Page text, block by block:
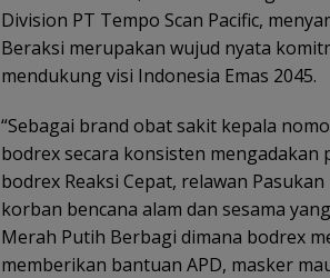
Division PT Tempo Scan Pacific,
Beraksi merupakan wujud nyata
mendukung visi Indonesia Emas 2045.
“Sebagai brand obat sakit kepala
bodrex secara konsisten mengadakan
bodrex Reaksi Cepat, relawan
korban bencana alam dan sesama
Merah Putih Berbagi dimana bodrex
memberikan bantuan APD, masker